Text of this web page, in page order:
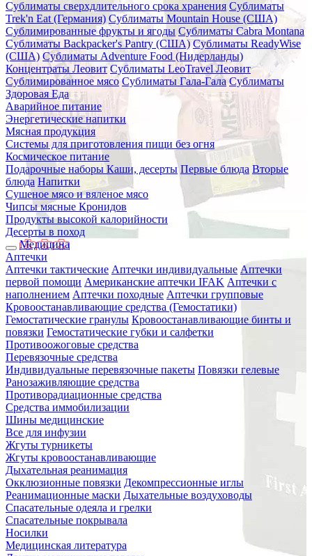
Сублиматы сверхдлительного срока хранения Сублиматы
Trek'n Eat (Германия) Сублиматы Mountain House (США)
Сублимированные фрукты и ягоды Сублиматы Cabra Montana
Сублиматы Backpacker's Pantry (США) Сублиматы ReadyWise
(США) Сублиматы Adventure Food (Нидерланды)
Концентраты Леовит Сублиматы LeoTravel Леовит
Сублимированное мясо Сублиматы Гала-Гала Сублиматы
Здоровая Еда
Аварийное питание
Энергетические напитки
Мясная продукция
Системы для приготовления пищи без огня
Космическое питание
Подарочные наборы Каши, десерты Первые блюда Вторые
блюда Напитки
Сушеное мясо и вяленое мясо
Чипсы мясные Кронидов
Продукты высокой калорийности
Десерты в поход
Медицина
Аптечки
Аптечки тактические Аптечки индивидуальные Аптечки
первой помощи Американские аптечки IFAK Аптечки с
наполнением Аптечки походные Аптечки групповые
Кровоостанавливающие средства (Гемостатики)
Гемостатические гранулы Кровоостанавливающие бинты и
повязки Гемостатические губки и салфетки
Противоожоговые средства
Перевязочные средства
Индивидуальные перевязочные пакеты Повязки гелевые
Ранозаживляющие средства
Противорадиационные средства
Средства иммобилизации
Шины медицинские
Все для инфузии
Жгуты турникеты
Жгуты кровоостанавливающие
Дыхательная реанимация
Окклюзионные повязки Декомпрессионные иглы
Реанимационные маски Дыхательные воздуховоды
Спасательные одеяла и грелки
Спасательные покрывала
Носилки
Медицинская литература